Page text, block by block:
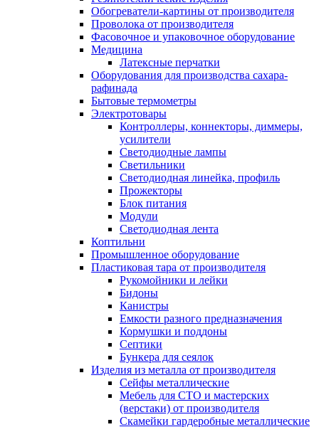
Обогреватели-картины от производителя
Проволока от производителя
Фасовочное и упаковочное оборудование
Медицина
Латексные перчатки
Оборудования для производства сахара-
рафинада
Бытовые термометры
Электротовары
Контроллеры, коннекторы, диммеры,
усилители
Светодиодные лампы
Светильники
Светодиодная линейка, профиль
Прожекторы
Блок питания
Модули
Светодиодная лента
Коптильни
Промышленное оборудование
Пластиковая тара от производителя
Рукомойники и лейки
Бидоны
Канистры
Емкости разного предназначения
Кормушки и поддоны
Септики
Бункера для сеялок
Изделия из металла от производителя
Сейфы металлические
Мебель для СТО и мастерских
(верстаки) от производителя
Скамейки гардеробные металлические